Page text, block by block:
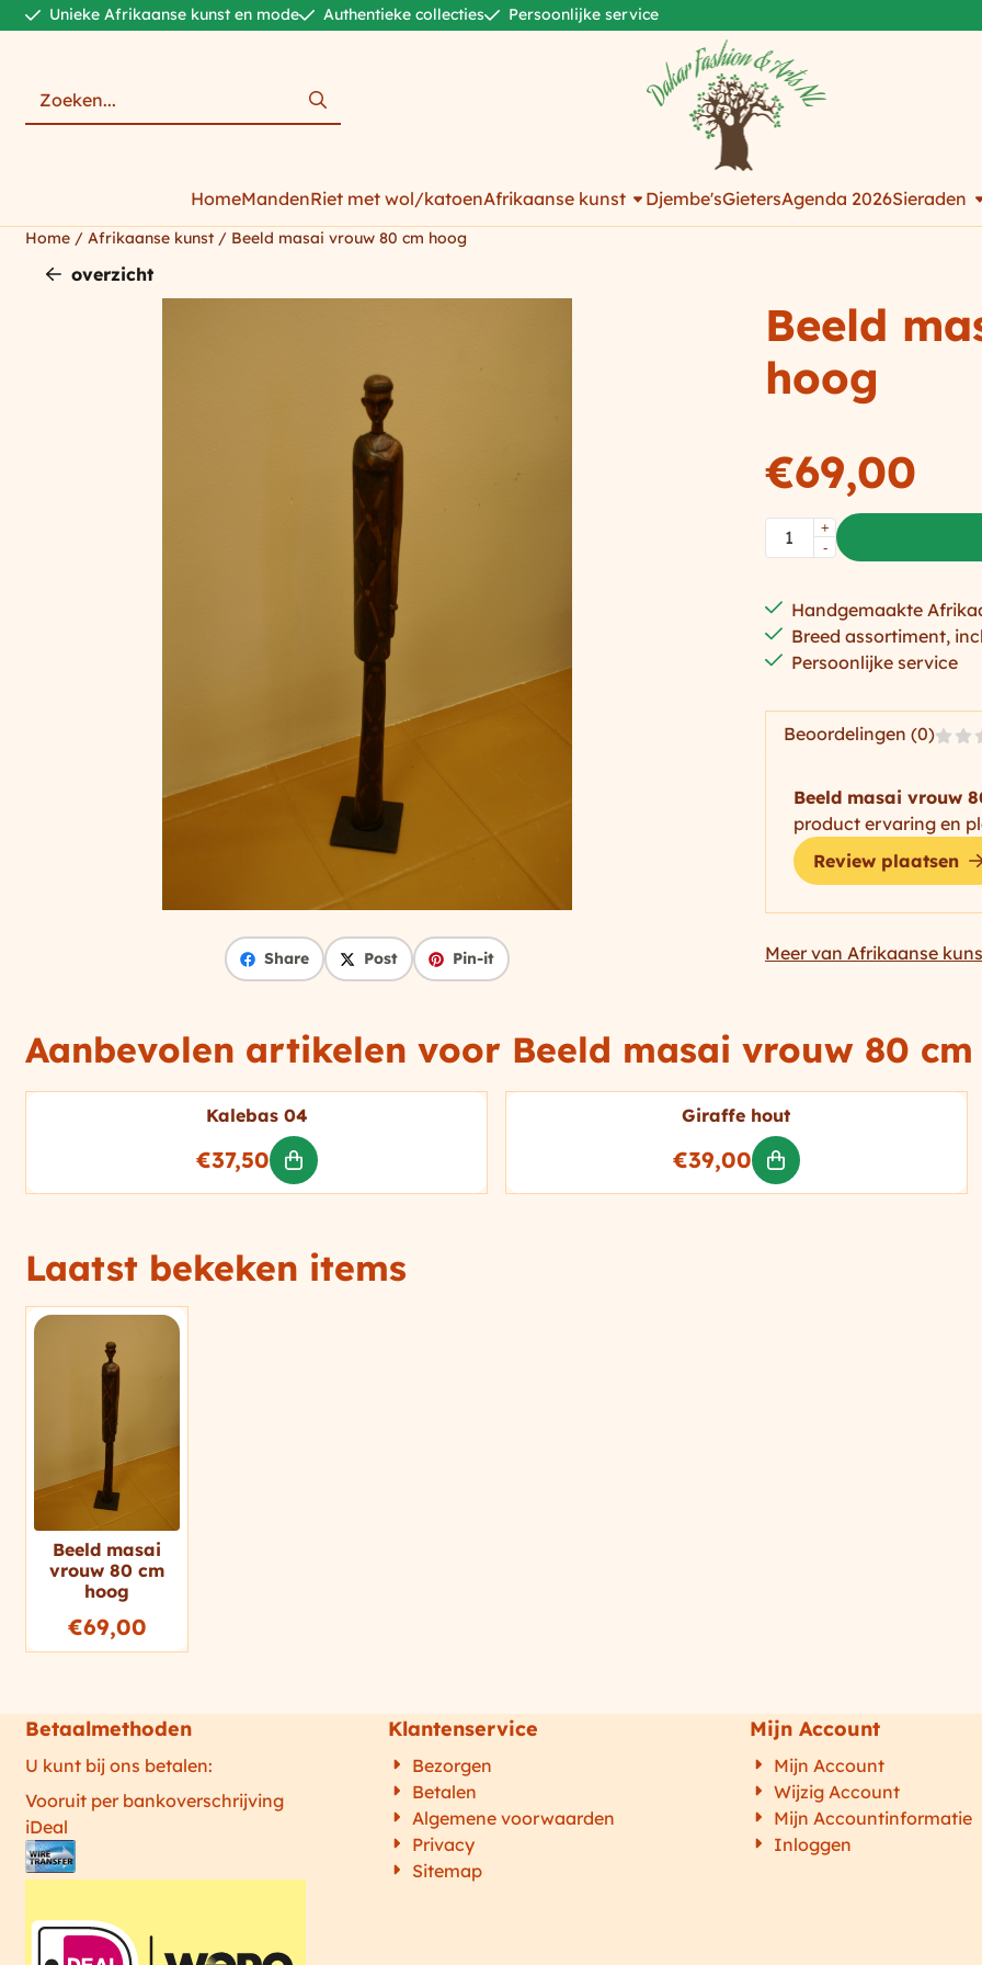
Cookievoorkeuren zijn momenteel gesloten.
Unieke Afrikaanse kunst en mode Authentieke collecties Persoonlijke service
Zoeken
HomeMandenRiet met wol/katoenAfrikaanse kunst Djembe'sGietersAgenda 2026Sieraden
Home / Afrikaanse kunst / Beeld masai vrouw 80 cm hoog
overzicht
Share Post Pin-it
Beeld
hoog
€69,00
Aantal
+
-
Handgemaakte
Breed assortiment,
Persoonlijke service
Beoordelingen (0)
Beeld masai vrouw
product ervaring en
Review plaatsen
Meer van Afrikaanse
Aanbevolen artikelen voor Beeld masai vrouw 80
Kalebas 04
Prijs: 37,50
€37,50
Giraffe hout
Prijs: 39,00
€39,00
Laatst bekeken items
Beeld masai
vrouw 80 cm
hoog
€69,00
Betaalmethoden
U kunt bij ons betalen:
Vooruit per bankoverschrijving
iDeal
Klantenservice
Bezorgen
Betalen
Algemene voorwaarden
Privacy
Sitemap
Mijn Account
Mijn Account
Wijzig Account
Mijn Accountinformatie
Inloggen